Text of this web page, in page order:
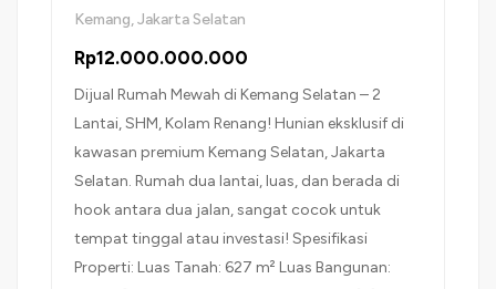
Kemang, Jakarta Selatan
Rp12.000.000.000
Dijual Rumah Mewah di Kemang Selatan – 2
Lantai, SHM, Kolam Renang! Hunian eksklusif di
kawasan premium Kemang Selatan, Jakarta
Selatan. Rumah dua lantai, luas, dan berada di
hook antara dua jalan, sangat cocok untuk
tempat tinggal atau investasi! Spesifikasi
Properti: Luas Tanah: 627 m² Luas Bangunan: